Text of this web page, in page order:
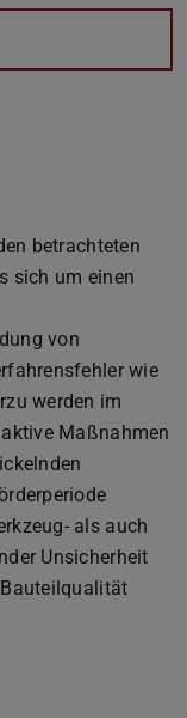
betrachteten
sich um einen
von
wie
werden im
Maßnahmen
als auch
Unsicherheit